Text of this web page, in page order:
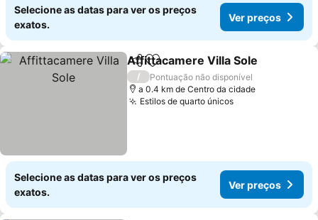
Selecione as datas para ver os preços
exatos.
Ver preços
PartilharAdicionar aos favoritos
Affittacamere Villa Sole
/
Pontuação não disponível
a 0.4 km de Centro da cidade
Estilos de quarto únicosVer preços
Selecione as datas para ver os preços
exatos.
Ver preços